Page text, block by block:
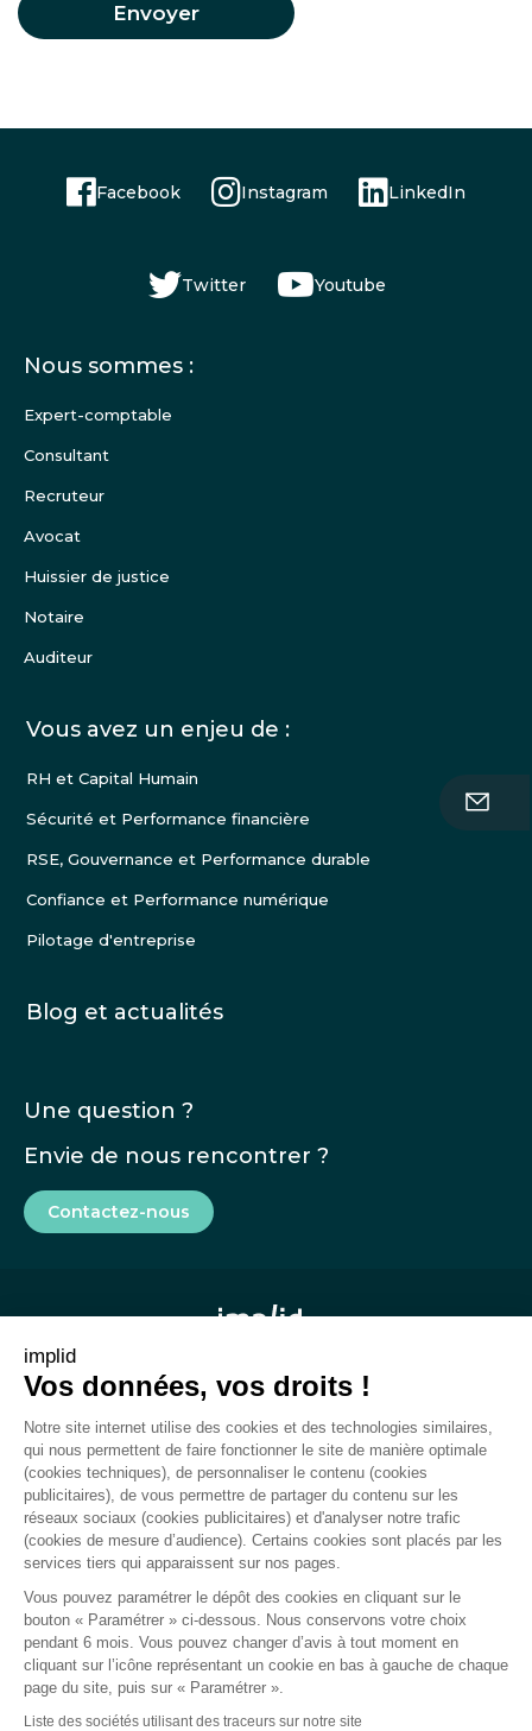
Envoyer
Facebook Instagram LinkedIn
Twitter Youtube
Menu
de
Nous sommes :
Expert-comptable
Consultant
Recruteur
Avocat
Huissier de justice
Notaire
Auditeur
Vous avez un enjeu de :
RH et Capital Humain
Sécurité et Performance financière
RSE, Gouvernance et Performance durable
Confiance et Performance numérique
Pilotage d'entreprise
Blog et actualités
Une question ?
Envie de nous rencontrer ?
Contactez-nous
Mentions légales
CGU
Rapport de transparence
Plan du site
Politique de confidentialité
Politique de confidentialité dédiée aux cookies
implid
Vos données, vos droits !
Notre site internet utilise des cookies et des technologies similaires,
qui nous permettent de faire fonctionner le site de manière optimale
(cookies techniques), de personnaliser le contenu (cookies
publicitaires), de vous permettre de partager du contenu sur les
réseaux sociaux (cookies publicitaires) et d'analyser notre trafic
(cookies de mesure d’audience). Certains cookies sont placés par les
services tiers qui apparaissent sur nos pages.
Vous pouvez paramétrer le dépôt des cookies en cliquant sur le
bouton « Paramétrer » ci-dessous. Nous conservons votre choix
pendant 6 mois. Vous pouvez changer d’avis à tout moment en
cliquant sur l’icône représentant un cookie en bas à gauche de chaque
page du site, puis sur « Paramétrer ».
Liste des sociétés utilisant des traceurs sur notre site